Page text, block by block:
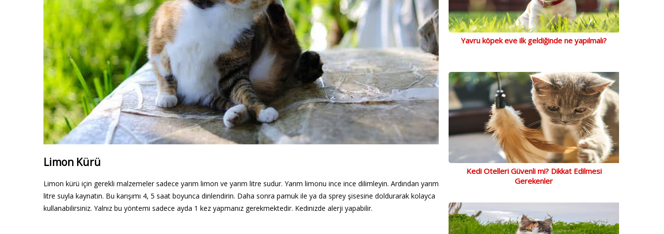
Limon Kürü
Limon kürü için gerekli malzemeler sadece yarım limon ve yarım litre sudur. Yarım limonu ince ince dilimleyin. Ardından yarım
litre suyla kaynatın. Bu karışımı 4, 5 saat boyunca dinlendirin. Daha sonra pamuk ile ya da sprey şisesine doldurarak kolayca
kullanabilirsiniz. Yalnız bu yöntemi sadece ayda 1 kez yapmanız gerekmektedir. Kedinizde alerji yapabilir.
Yavru köpek eve ilk geldiğinde ne yapılmalı?
Kedi Otelleri Güvenli mi? Dikkat Edilmesi
Gerekenler